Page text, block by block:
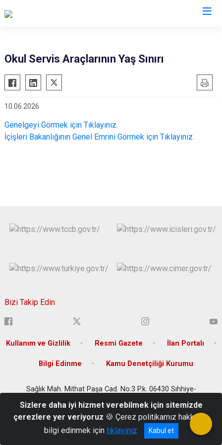
Okul Servis Araçlarının Yaş Sınırı
10.06.2026
Genelgeyi Görmek için Tıklayınız.
İçişleri Bakanlığının Genel Emrini Görmek için Tıklayınız.
Bizi Takip Edin
Kullanım ve Gizlilik Resmi Gazete İlan Portalı
Bilgi Edinme Kamu Denetçiliği Kurumu
Sağlık Mah. Mithat Paşa Cad. No:3 P.k. 06430 Sıhhiye-
+90 (312) 306 66 66
Sizlere daha iyi hizmet verebilmek için sitemizde
çerezlere yer veriyoruz 🍪 Çerez politikamız hakkında
bilgi edinmek için tıklayınız Kabul et